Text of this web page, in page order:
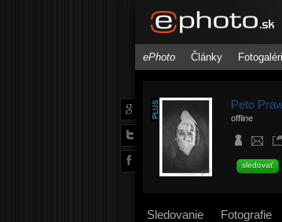
ePhoto Články
Peto
offline
sledovať
Sledovanie Fotografie